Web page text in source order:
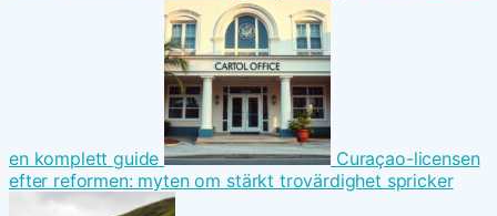
en komplett guide
Curaçao-licensen
efter reformen: myten om stärkt trovärdighet spricker